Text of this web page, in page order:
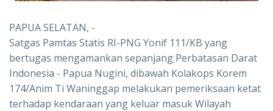
PAPUA SELATAN, -
Satgas Pamtas Statis RI-PNG Yonif 111/KB yang
bertugas mengamankan sepanjang Perbatasan Darat
Indonesia - Papua Nugini, dibawah Kolakops Korem
174/Anim Ti Waninggap melakukan pemeriksaan ketat
terhadap kendaraan yang keluar masuk Wilayah